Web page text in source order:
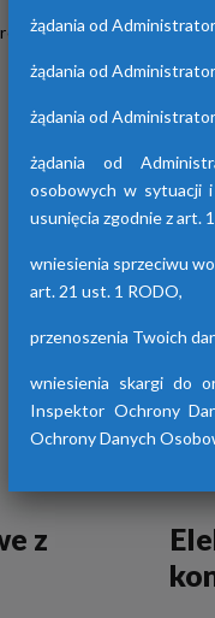
różnych seriach. Każda
z
żądania od
żądania od
żądania od
żądania od
osobowych w sytuacji
usunięcia zgodnie z art.
wniesienia sprzeciwu
art. 21 ust. 1 RODO,
przenoszenia Twoich
wniesienia skargi do
Inspektor Ochrony
Ochrony Danych